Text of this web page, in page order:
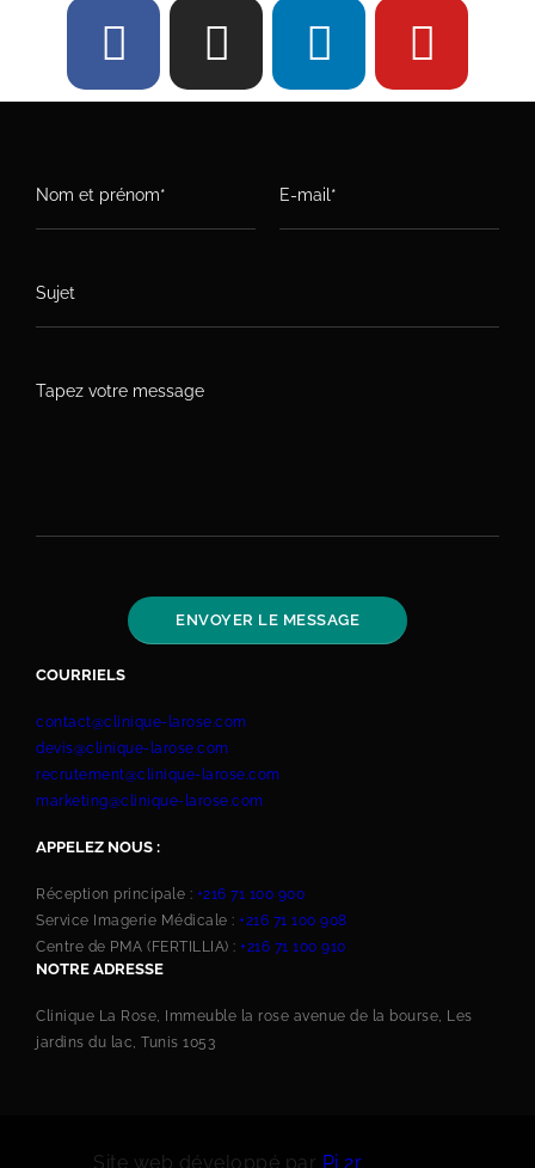
COURRIELS
contact@clinique-larose.com
devis@clinique-larose.com
recrutement@clinique-larose.com
marketing@clinique-larose.com
APPELEZ NOUS :
Réception principale : +216 71 100 900
Service Imagerie Médicale : +216 71 100 908
Centre de PMA (FERTILLIA) : +216 71 100 910
NOTRE ADRESSE
Clinique La Rose, Immeuble la rose avenue de la bourse, Les
jardins du lac, Tunis 1053
Site web développé par Pi 2r